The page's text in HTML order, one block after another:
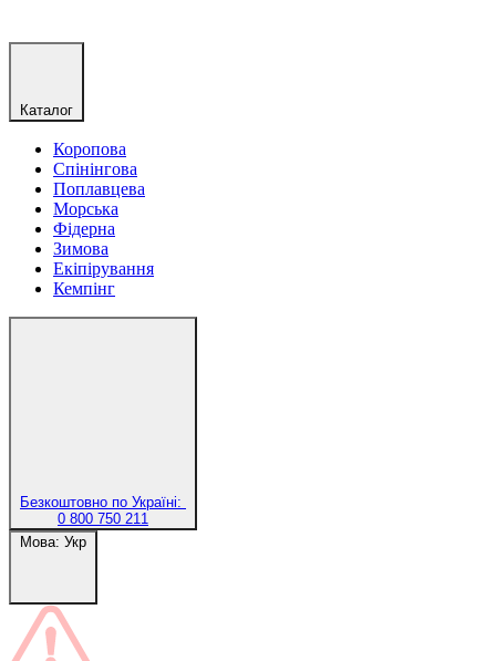
Каталог
Коропова
Спінінгова
Поплавцева
Морська
Фідерна
Зимова
Екіпірування
Кемпінг
Безкоштовно по Україні:
0 800 750 211
Мова: Укр